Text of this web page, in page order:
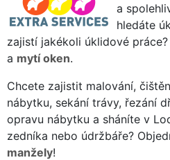
a
hledáte
zajistí jakékoli úklidové
a mytí oken.
Chcete zajistit malování,
nábytku, sekání trávy, řezání
opravu nábytku a sháníte v
zedníka nebo údržbáře?
manžely!